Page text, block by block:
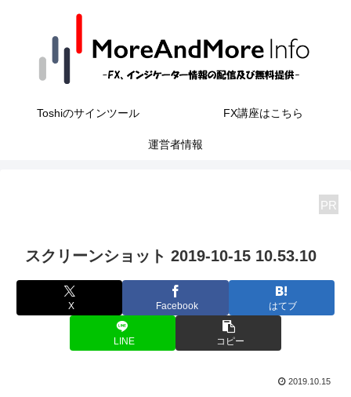
Toshiのサインツール FX講座はこちら
運営者情報
PR
スクリーンショット 2019-10-15 10.53.10
X Facebook はてブ
LINE コピー
2019.10.15